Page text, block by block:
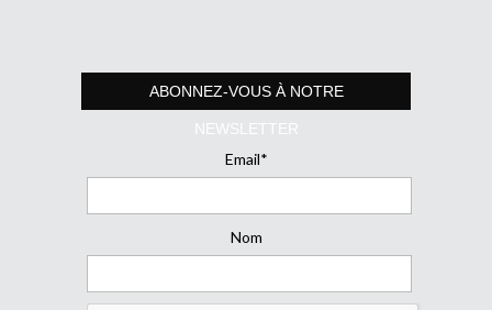
ABONNEZ-VOUS À NOTRE
NEWSLETTER
Email*
Nom